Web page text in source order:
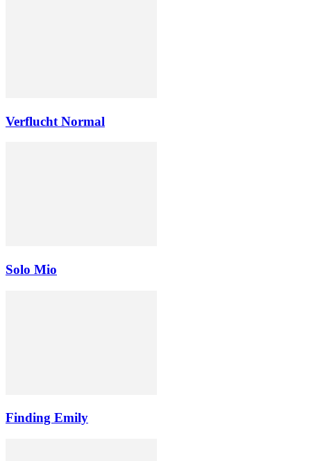
Verflucht Normal
Solo Mio
Finding Emily